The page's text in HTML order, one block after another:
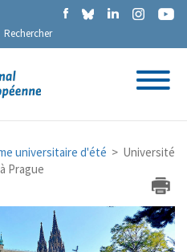
Rechercher
universitaire d'été > Université
Prague